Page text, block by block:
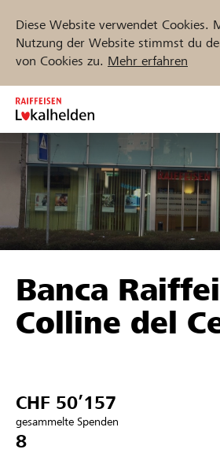
Diese Website verwendet Cookies.
Nutzung der Website stimmst du
von Cookies zu. Mehr erfahren
Zum
Inhalt
springen
Unterstützen
Hilfe & Support
Projekte und Organisationen finden
Jetzt starten
Banca
Colline del
CHF 50’157
gesammelte Spenden
8